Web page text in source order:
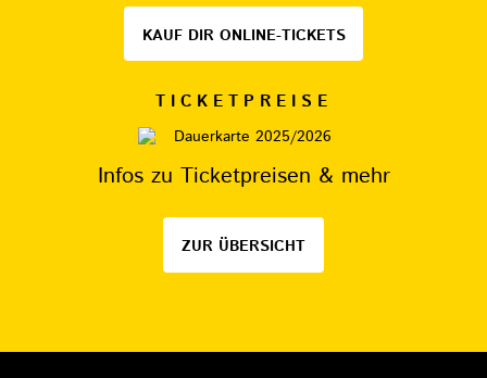
KAUF DIR ONLINE-TICKETS
TICKETPREISE
Infos zu Ticketpreisen & mehr
ZUR ÜBERSICHT